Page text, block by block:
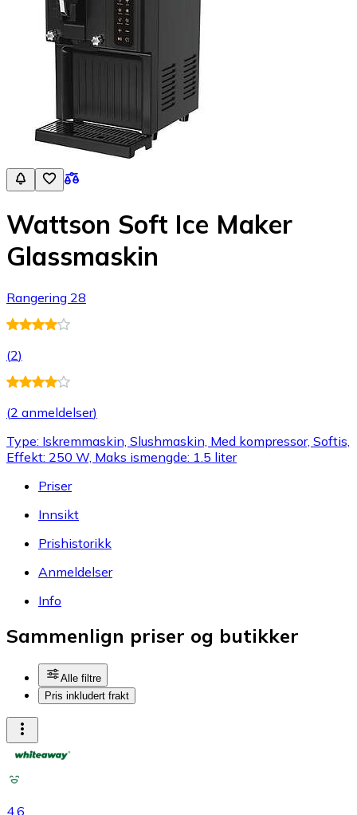
Wattson Soft Ice Maker
Glassmaskin
Rangering 28
(2)
(2 anmeldelser)
Type: Iskremmaskin, Slushmaskin, Med kompressor, Softis,
Effekt: 250 W, Maks ismengde: 1.5 liter
Priser
Innsikt
Prishistorikk
Anmeldelser
Info
Sammenlign priser og butikker
Alle filtre
Pris inkludert frakt
4.6